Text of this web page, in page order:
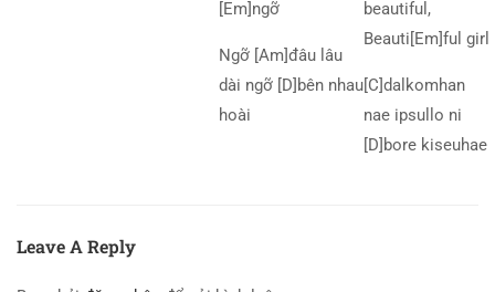
[Em]ngỡ
Ngỡ [Am]đâu lâu
dài ngỡ [D]bên nhau
hoài
beautiful,
Beauti[Em]ful girl
[C]dalkomhan
nae ipsullo ni
[D]bore kiseuhae
Leave A Reply